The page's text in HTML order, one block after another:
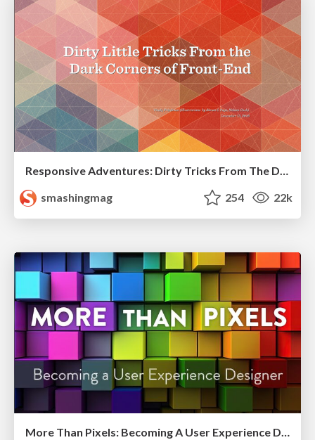
Responsive Adventures: Dirty Tricks From The Dark Corners of Front-End
smashingmag
254 22k
More Than Pixels: Becoming A User Experience Designer